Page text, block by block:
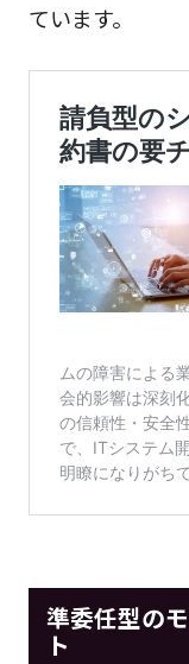
ています。
準委任型の
ト